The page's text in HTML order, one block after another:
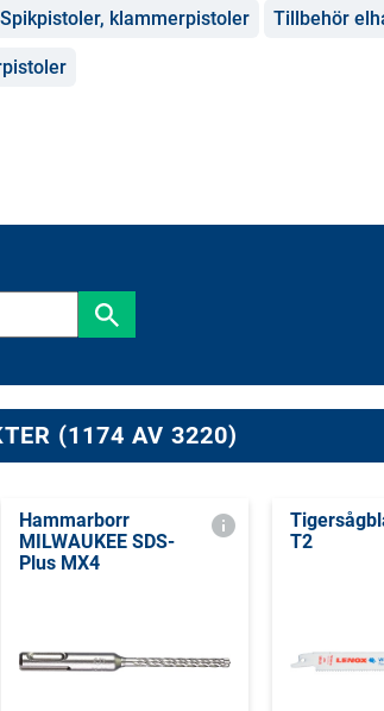
Spikpistoler, klammerpistoler Tillbehör
(1174 AV 3220)
Hammarborr
MILWAUKEE SDS-
Plus MX4
T2